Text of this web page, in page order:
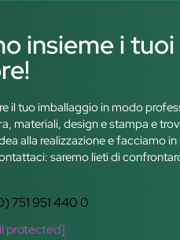
insieme i
il tuo imballaggio in modo
materiali, design e stampa e
alla realizzazione e facciamo
saremo lieti di
751 951 440 0
protected]